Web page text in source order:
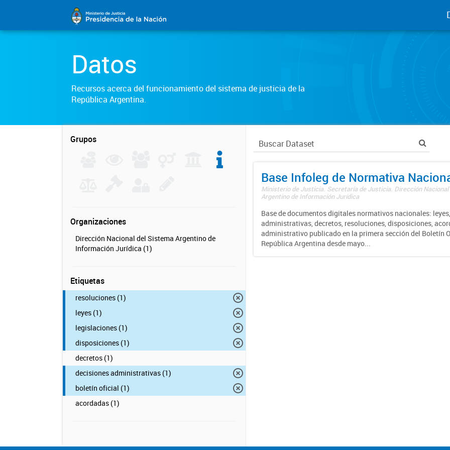
Datos
Recursos acerca del funcionamiento del sistema de justicia de la
República Argentina.
Grupos
Organizaciones
Dirección Nacional del Sistema Argentino de
Información Jurídica (1)
Etiquetas
resoluciones (1)
leyes (1)
legislaciones (1)
disposiciones (1)
decretos (1)
decisiones administrativas (1)
boletín oficial (1)
acordadas (1)
Base Infoleg de Normativa
Ministerio de Justicia. Secretaría de Justicia. Dirección Nacional
Argentino de Información Jurídica
Base de documentos digitales normativos nacionales:
administrativas, decretos, resoluciones, disposiciones,
administrativo publicado en la primera sección del Boletín
República Argentina desde mayo...